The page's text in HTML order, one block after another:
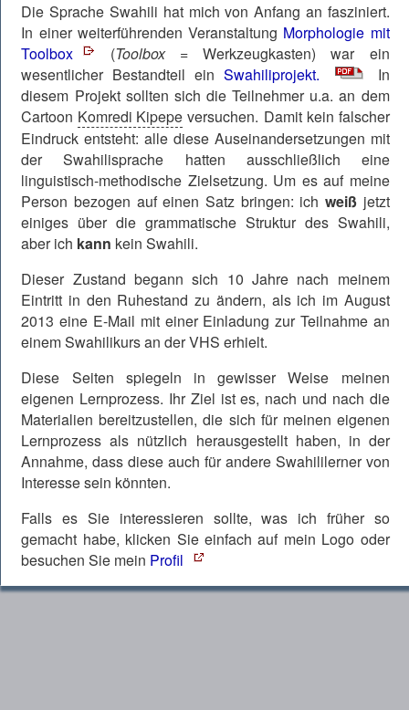
Die Sprache Swahili hat mich von Anfang an fasziniert.
In einer weiterführenden Veranstaltung Morphologie mit
Toolbox
(Toolbox= Werkzeugkasten) war ein
wesentlicher Bestandteil ein Swahiliprojekt.
In
diesem Projekt sollten sich die Teilnehmer u.a. an dem
Cartoon Komredi Kipepe versuchen. Damit kein falscher
Eindruck entsteht: alle diese Auseinandersetzungen mit
der Swahilisprache hatten ausschließlich eine
linguistisch-methodische Zielsetzung. Um es auf meine
Person bezogen auf einen Satz bringen: ich weißjetzt
einiges über die grammatische Struktur des Swahili,
aber ich kann kein Swahili.
Dieser Zustand begann sich 10 Jahre nach meinem
Eintritt in den Ruhestand zu ändern, als ich im August
2013 eine E-Mail mit einer Einladung zur Teilnahme an
einem Swahilikurs an der VHS erhielt.
Diese Seiten spiegeln in gewisser Weise meinen
eigenen Lernprozess. Ihr Ziel ist es, nach und nach die
Materialien bereitzustellen, die sich für meinen eigenen
Lernprozess als nützlich herausgestellt haben, in der
Annahme, dass diese auch für andere Swahililerner von
Interesse sein könnten.
Falls es Sie interessieren sollte, was ich früher so
gemacht habe, klicken Sie einfach auf mein Logo oder
besuchen Sie mein Profil